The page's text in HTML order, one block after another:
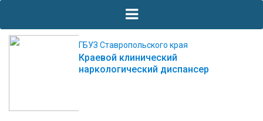
ГБУЗ Ставропольского края
Краевой клинический
наркологический диспансер